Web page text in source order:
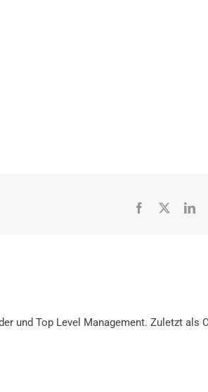
Facebook
und Top Level Management. Zuletzt als